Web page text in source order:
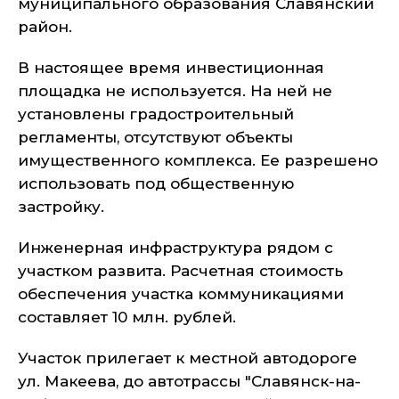
муниципального образования Славянский
район.
В настоящее время инвестиционная
площадка не используется. На ней не
установлены градостроительный
регламенты, отсутствуют объекты
имущественного комплекса. Ее разрешено
использовать под общественную
застройку.
Инженерная инфраструктура рядом с
участком развита. Расчетная стоимость
обеспечения участка коммуникациями
составляет 10 млн. рублей.
Участок прилегает к местной автодороге
ул. Макеева, до автотрассы "Славянск-на-